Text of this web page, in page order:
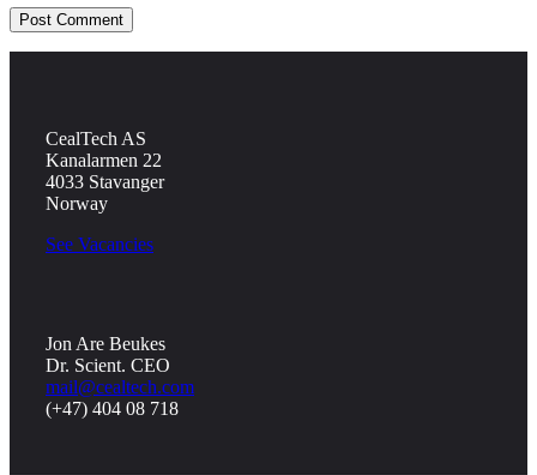
CealTech AS
Kanalarmen 22
4033 Stavanger
Norway
See Vacancies
Jon Are Beukes
Dr. Scient. CEO
mail@cealtech.com
(+47) 404 08 718